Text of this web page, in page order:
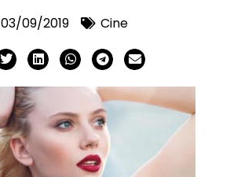
03/09/2019 Cine